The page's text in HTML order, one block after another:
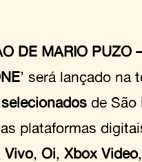
DE MARIO PUZO
’ será lançado na
de São
plataformas
Vivo, Oi, Xbox Video,